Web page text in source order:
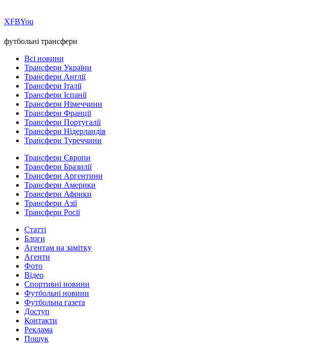
ХFBYou
футбольні трансфери
Всі новини
Трансфери України
Трансфери Англії
Трансфери Італії
Трансфери Іспанії
Трансфери Німеччини
Трансфери Франції
Трансфери Португалії
Трансфери Нідерландів
Трансфери Туреччини
Трансфери Європи
Трансфери Бразилії
Трансфери Аргентини
Трансфери Америки
Трансфери Африки
Трансфери Азії
Трансфери Росії
Статті
Блоги
Агентам на замітку
Агенти
Фото
Відео
Спортивні новини
Футбольні новини
Футбольна газета
Доступ
Контакти
Реклама
Пошук